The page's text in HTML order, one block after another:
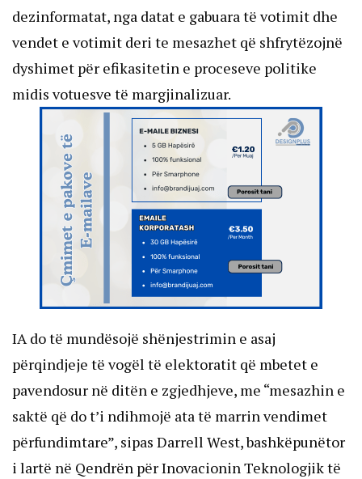
dezinformatat, nga datat e gabuara të votimit dhe
vendet e votimit deri te mesazhet që shfrytëzojnë
dyshimet për efikasitetin e proceseve politike
midis votuesve të margjinalizuar.
IA do të mundësojë shënjestrimin e asaj
përqindjeje të vogël të elektoratit që mbetet e
pavendosur në ditën e zgjedhjeve, me “mesazhin e
saktë që do t’i ndihmojë ata të marrin vendimet
përfundimtare”, sipas Darrell West, bashkëpunëtor
i lartë në Qendrën për Inovacionin Teknologjik të